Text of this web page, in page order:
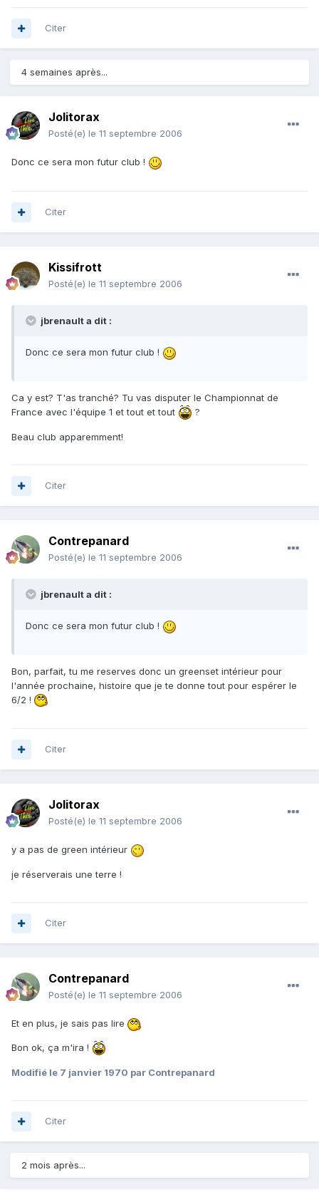
Citer
4 semaines après...
Jolitorax
Posté(e) le 11 septembre 2006
Donc ce sera mon futur club !
Citer
Kissifrott
Posté(e) le 11 septembre 2006
jbrenault a dit :
Donc ce sera mon futur club !
Ca y est? T'as tranché? Tu vas disputer le Championnat de
France avec l'équipe 1 et tout et tout
?
Beau club apparemment!
Citer
Contrepanard
Posté(e) le 11 septembre 2006
jbrenault a dit :
Donc ce sera mon futur club !
Bon, parfait, tu me reserves donc un greenset intérieur pour
l'année prochaine, histoire que je te donne tout pour espérer le
6/2 !
Citer
Jolitorax
Posté(e) le 11 septembre 2006
y a pas de green intérieur
je réserverais une terre !
Citer
Contrepanard
Posté(e) le 11 septembre 2006
Et en plus, je sais pas lire
Bon ok, ça m'ira !
Modifié le 7 janvier 1970 par Contrepanard
Citer
2 mois après...